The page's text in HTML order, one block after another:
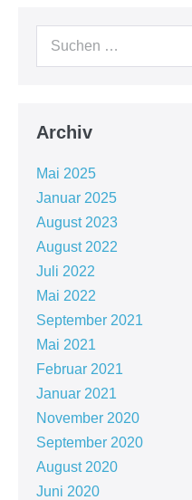
Suche
Archiv
Mai 2025
Januar 2025
August 2023
August 2022
Juli 2022
Mai 2022
September 2021
Mai 2021
Februar 2021
Januar 2021
November 2020
September 2020
August 2020
Juni 2020